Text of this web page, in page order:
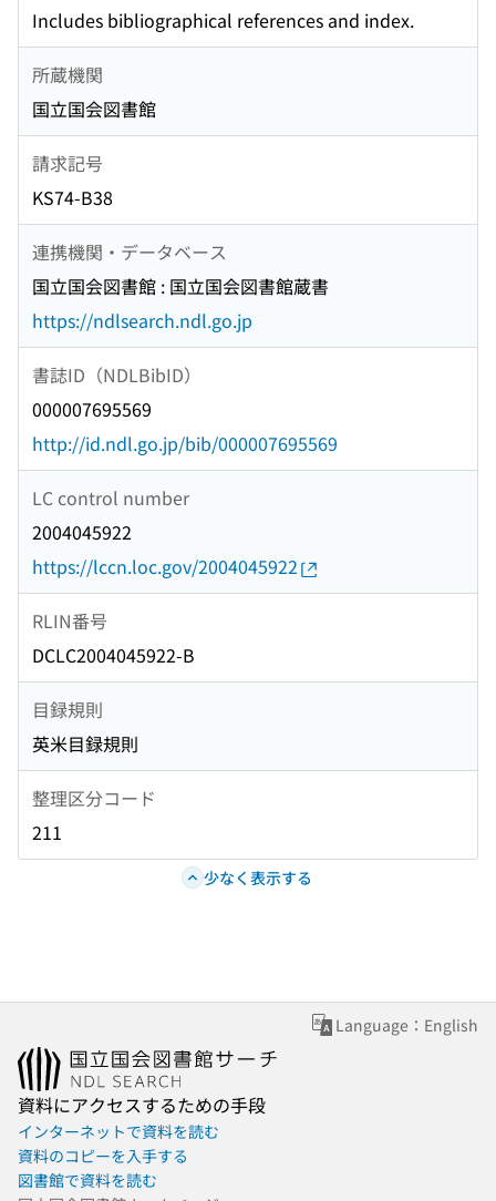
Includes bibliographical references and index.
所蔵機関
国立国会図書館
請求記号
KS74-B38
連携機関・データベース
国立国会図書館 : 国立国会図書館蔵書
https://ndlsearch.ndl.go.jp
書誌ID（NDLBibID）
000007695569
http://id.ndl.go.jp/bib/000007695569
LC control number
2004045922
https://lccn.loc.gov/2004045922
RLIN番号
DCLC2004045922-B
目録規則
英米目録規則
整理区分コード
211
少なく表示する
Language：English
資料にアクセスするための手段
インターネットで資料を読む
資料のコピーを入手する
図書館で資料を読む